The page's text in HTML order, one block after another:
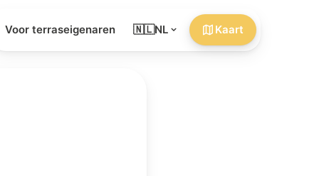
Voor terraseigenaren 🇳🇱NL Kaart